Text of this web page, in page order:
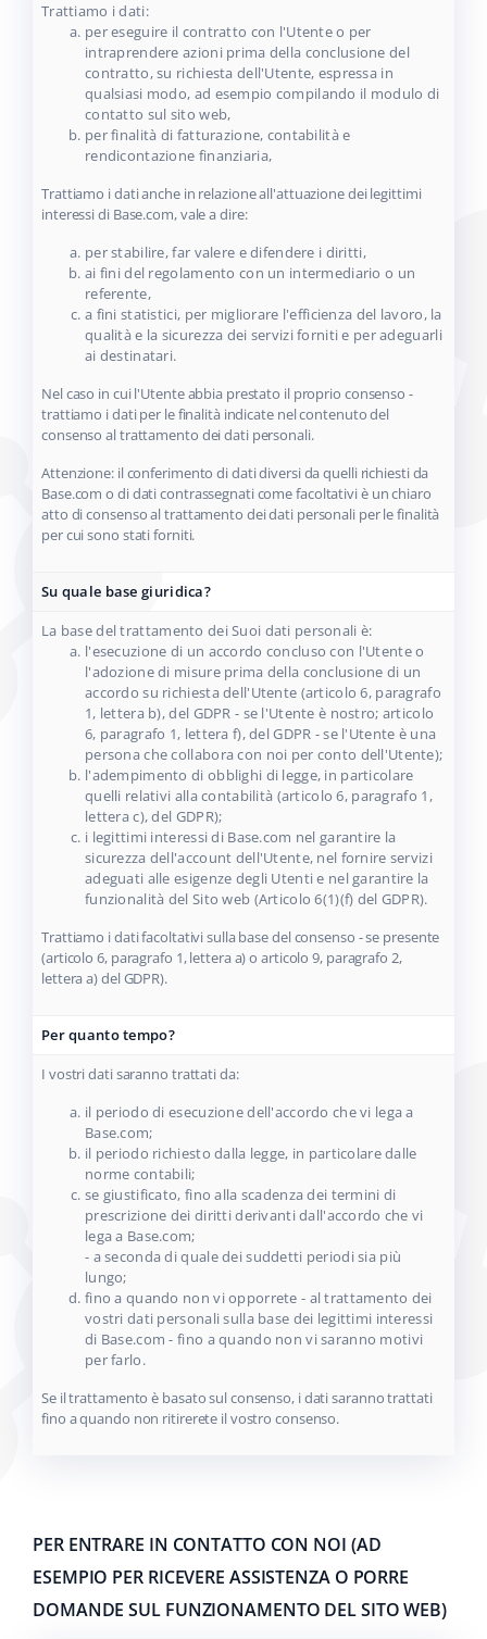
Trattiamo i dati:
per eseguire il contratto con l'Utente o per
intraprendere azioni prima della conclusione del
contratto, su richiesta dell'Utente, espressa in
qualsiasi modo, ad esempio compilando il modulo di
contatto sul sito web,
per finalità di fatturazione, contabilità e
rendicontazione finanziaria,
Trattiamo i dati anche in relazione all'attuazione dei legittimi
interessi di Base.com, vale a dire:
per stabilire, far valere e difendere i diritti,
ai fini del regolamento con un intermediario o un
referente,
a fini statistici, per migliorare l'efficienza del lavoro, la
qualità e la sicurezza dei servizi forniti e per adeguarli
ai destinatari.
Nel caso in cui l'Utente abbia prestato il proprio consenso -
trattiamo i dati per le finalità indicate nel contenuto del
consenso al trattamento dei dati personali.
Attenzione: il conferimento di dati diversi da quelli richiesti da
Base.com o di dati contrassegnati come facoltativi è un chiaro
atto di consenso al trattamento dei dati personali per le finalità
per cui sono stati forniti.
Su quale base giuridica?
La base del trattamento dei Suoi dati personali è:
l'esecuzione di un accordo concluso con l'Utente o
l'adozione di misure prima della conclusione di un
accordo su richiesta dell'Utente (articolo 6, paragrafo
1, lettera b), del GDPR - se l'Utente è nostro; articolo
6, paragrafo 1, lettera f), del GDPR - se l'Utente è una
persona che collabora con noi per conto dell'Utente);
l'adempimento di obblighi di legge, in particolare
quelli relativi alla contabilità (articolo 6, paragrafo 1,
lettera c), del GDPR);
i legittimi interessi di Base.com nel garantire la
sicurezza dell'account dell'Utente, nel fornire servizi
adeguati alle esigenze degli Utenti e nel garantire la
funzionalità del Sito web (Articolo 6(1)(f) del GDPR).
Trattiamo i dati facoltativi sulla base del consenso - se presente
(articolo 6, paragrafo 1, lettera a) o articolo 9, paragrafo 2,
lettera a) del GDPR).
Per quanto tempo?
I vostri dati saranno trattati da:
il periodo di esecuzione dell'accordo che vi lega a
Base.com;
il periodo richiesto dalla legge, in particolare dalle
norme contabili;
se giustificato, fino alla scadenza dei termini di
prescrizione dei diritti derivanti dall'accordo che vi
lega a Base.com;
- a seconda di quale dei suddetti periodi sia più
lungo;
fino a quando non vi opporrete - al trattamento dei
vostri dati personali sulla base dei legittimi interessi
di Base.com - fino a quando non vi saranno motivi
per farlo.
Se il trattamento è basato sul consenso, i dati saranno trattati
fino a quando non ritirerete il vostro consenso.
PER ENTRARE IN CONTATTO CON NOI (AD
ESEMPIO PER RICEVERE ASSISTENZA O PORRE
DOMANDE SUL FUNZIONAMENTO DEL SITO WEB)